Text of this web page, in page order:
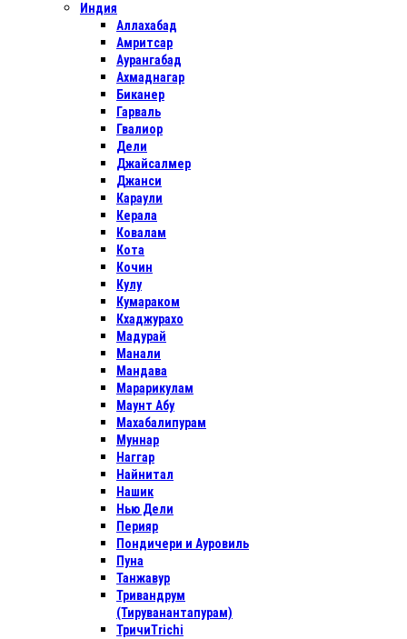
Индия
Аллахабад
Амритсар
Аурангабад
Ахмаднагар
Биканер
Гарваль
Гвалиор
Дели
Джайсалмер
Джанси
Караули
Керала
Ковалам
Кота
Кочин
Кулу
Кумараком
Кхаджурахо
Мадурай
Манали
Мандава
Марарикулам
Маунт Абу
Махабалипурам
Муннар
Наггар
Найнитал
Нашик
Нью Дели
Перияр
Пондичери и Ауровиль
Пуна
Танжавур
Тривандрум
(Тируванантапурам)
ТричиTrichi